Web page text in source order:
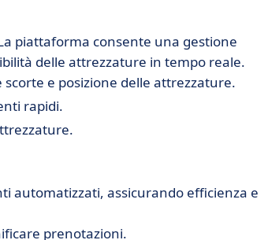
piattaforma consente una gestione
delle attrezzature in tempo reale.
e posizione delle attrezzature.
rapidi.
automatizzati, assicurando efficienza e
prenotazioni.